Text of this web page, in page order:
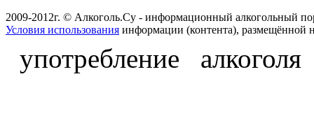
2009-2012г. © Алкоголь.Су - информационный алкогольный
Условия использования информации (контента), размещённой
употребление